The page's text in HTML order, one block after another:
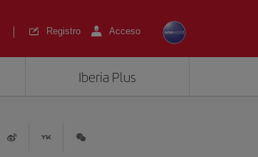
Registro Acceso
Iberia Plus